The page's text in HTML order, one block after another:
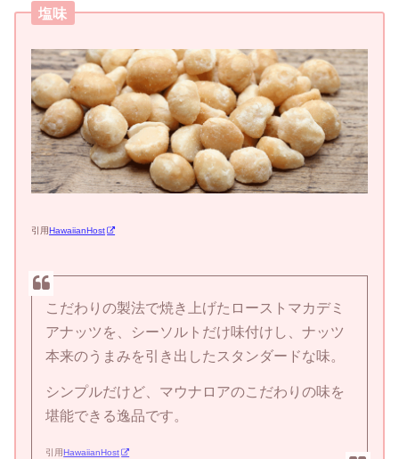
塩味
引用HawaiianHost
こだわりの製法で焼き上げたローストマカデミ
アナッツを、シーソルトだけ味付けし、ナッツ
本来のうまみを引き出したスタンダードな味。
シンプルだけど、マウナロアのこだわりの味を
堪能できる逸品です。
引用HawaiianHost